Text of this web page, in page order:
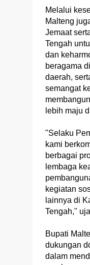
Melalui
Malteng
Jemaat
Tengah
dan
beragama
daerah,
semangat
lebih maju
"Selaku
kami
berbagai
lembaga
kegiatan
lainnya di
Tengah,"
Bupati
dukungan
dalam